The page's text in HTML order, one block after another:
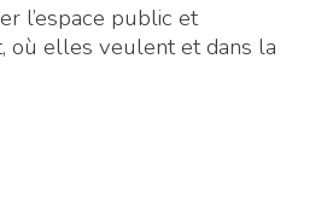
l’espace public et
où elles veulent et dans la